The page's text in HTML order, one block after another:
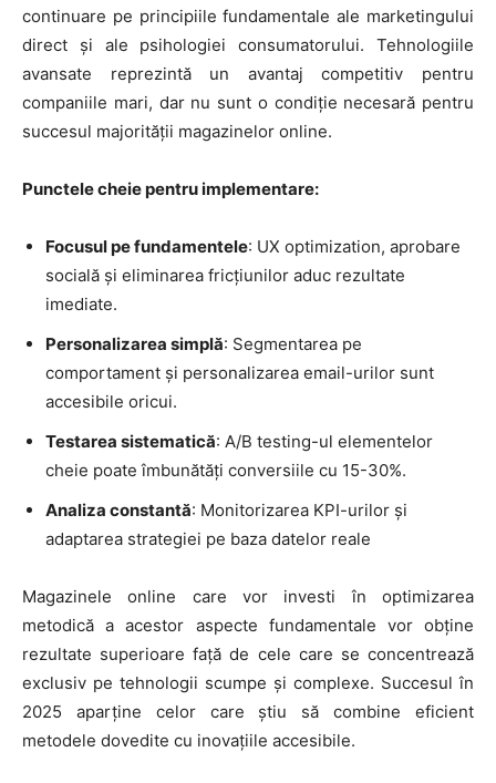
continuare pe principiile fundamentale ale marketingului
direct și ale psihologiei consumatorului. Tehnologiile
avansate reprezintă un avantaj competitiv pentru
companiile mari, dar nu sunt o condiție necesară pentru
succesul majorității magazinelor online.
Punctele cheie pentru implementare:
Focusul pe fundamentele: UX optimization, aprobare
socială și eliminarea fricțiunilor aduc rezultate
imediate.
Personalizarea simplă: Segmentarea pe
comportament și personalizarea email-urilor sunt
accesibile oricui.
Testarea sistematică: A/B testing-ul elementelor
cheie poate îmbunătăți conversiile cu 15-30%.
Analiza constantă: Monitorizarea KPI-urilor și
adaptarea strategiei pe baza datelor reale
Magazinele online care vor investi în optimizarea
metodică a acestor aspecte fundamentale vor obține
rezultate superioare față de cele care se concentrează
exclusiv pe tehnologii scumpe și complexe. Succesul în
2025 aparține celor care știu să combine eficient
metodele dovedite cu inovațiile accesibile.